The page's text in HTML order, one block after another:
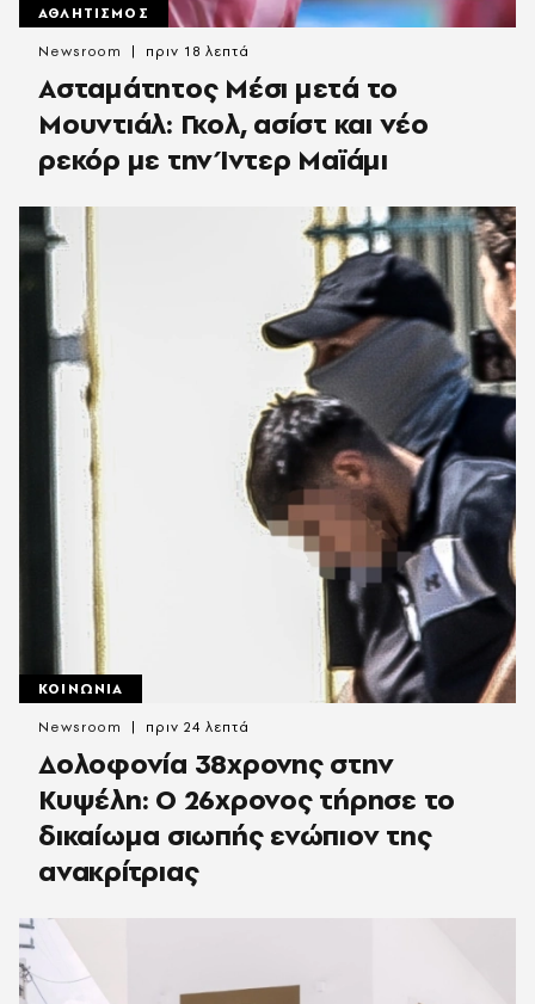
ΑΘΛΗΤΙΣΜΟΣ
Ασταμάτητος Μέσι μετά το
Μουντιάλ: Γκολ, ασίστ και νέο
ρεκόρ με την Ίντερ Μαϊάμι
Newsroom πριν 18 λεπτά
ΚΟΙΝΩΝΙΑ
Δολοφονία 38χρονης στην
Κυψέλη: Ο 26χρονος τήρησε το
δικαίωμα σιωπής ενώπιον της
ανακρίτριας
Newsroom πριν 24 λεπτά